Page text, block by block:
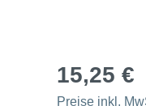
15,25 €
Preise inkl.